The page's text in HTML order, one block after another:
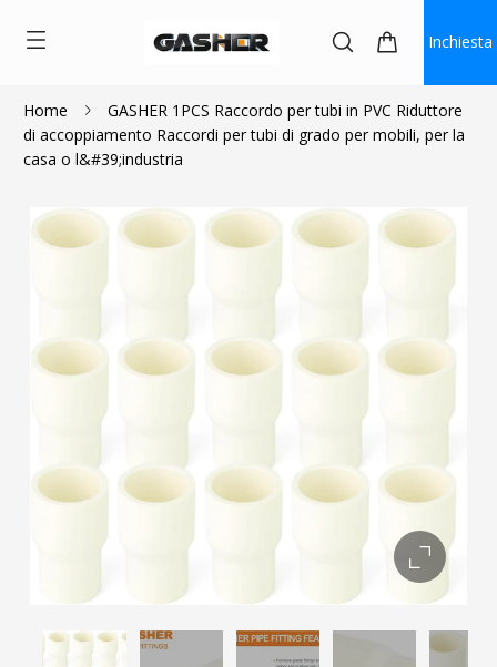
Inchiesta
Home
GASHER 1PCS Raccordo per tubi in PVC Riduttore
di accoppiamento Raccordi per tubi di grado per mobili, per la
casa o l&#39;industria
$0.93 $0.84